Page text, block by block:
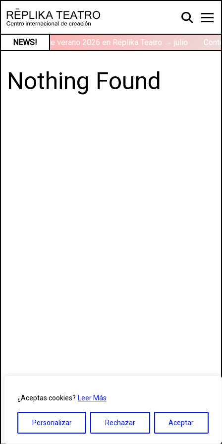
¿Aceptas cookies? Leer Más
Personalizar Rechazar Aceptar
NEWS!
Talleres de verano 2026 en Réplika Teatro → julio
Nothing Found